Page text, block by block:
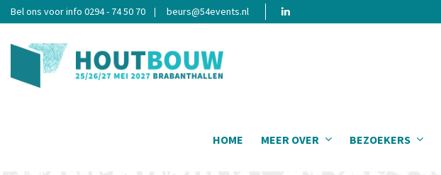
Bel ons voor info 0294 - 74 50 70 beurs@54events.nl
HOME MEER OVER BEZOEKERS